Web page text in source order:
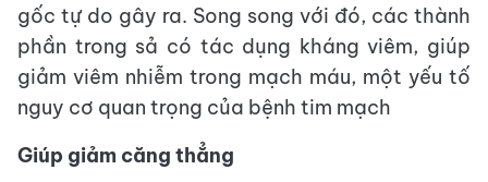
gốc tự do gây ra. Song song với đó, các thành
phần trong sả có tác dụng kháng viêm, giúp
giảm viêm nhiễm trong mạch máu, một yếu tố
nguy cơ quan trọng của bệnh tim mạch
Giúp giảm căng thẳng